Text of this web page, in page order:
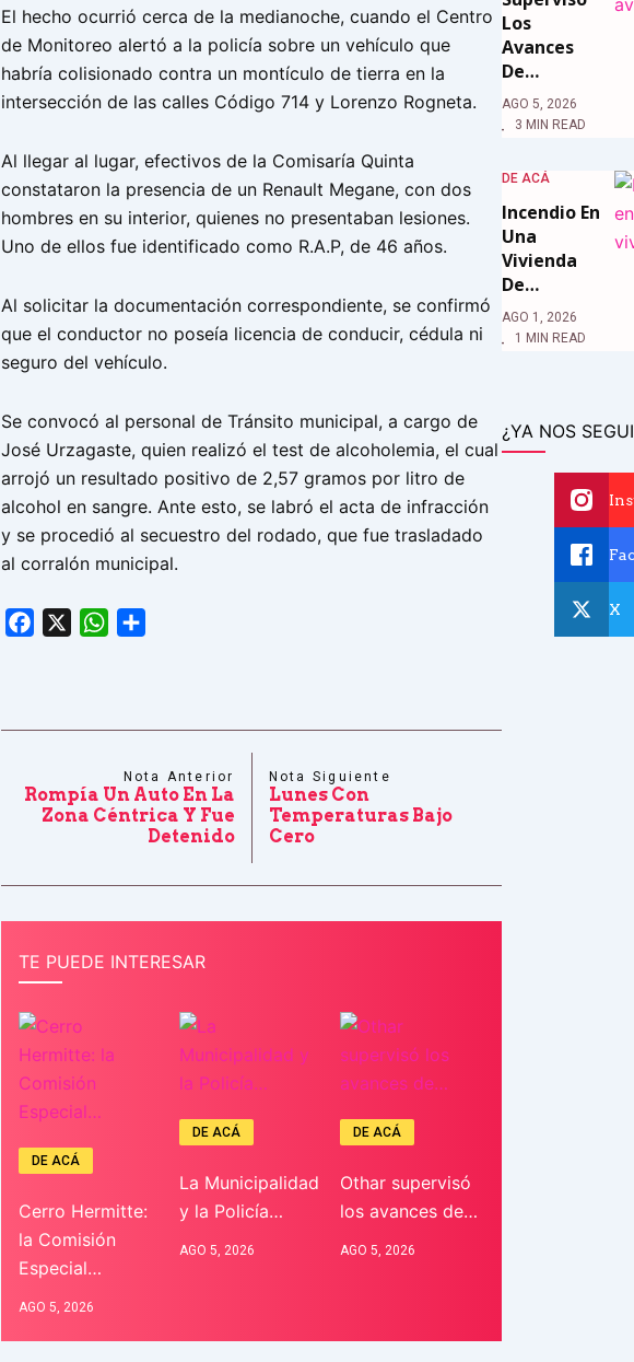
El hecho ocurrió cerca de la medianoche, cuando el Centro
de Monitoreo alertó a la policía sobre un vehículo que
habría colisionado contra un montículo de tierra en la
intersección de las calles Código 714 y Lorenzo Rogneta.
Al llegar al lugar, efectivos de la Comisaría Quinta
constataron la presencia de un Renault Megane, con dos
hombres en su interior, quienes no presentaban lesiones.
Uno de ellos fue identificado como R.A.P, de 46 años.
Al solicitar la documentación correspondiente, se confirmó
que el conductor no poseía licencia de conducir, cédula ni
seguro del vehículo.
Se convocó al personal de Tránsito municipal, a cargo de
José Urzagaste, quien realizó el test de alcoholemia, el cual
arrojó un resultado positivo de 2,57 gramos por litro de
alcohol en sangre. Ante esto, se labró el acta de infracción
y se procedió al secuestro del rodado, que fue trasladado
al corralón municipal.
Facebook WhatsApp
Nota Anterior
Rompía Un Auto En La
Zona Céntrica Y Fue
Detenido
Nota Siguiente
Lunes Con
Temperaturas Bajo
Cero
TE PUEDE INTERESAR
DE ACÁ
Cerro Hermitte:
la Comisión
Especial…
AGO 5, 2026
DE ACÁ
La Municipalidad
y la Policía…
AGO 5, 2026
DE ACÁ
Othar supervisó
los avances de…
AGO 5, 2026
Los
Avances
De…
AGO 5, 2026
3 MIN READ
DE ACÁ
Incendio En
Una
Vivienda
De…
AGO 1, 2026
1 MIN READ
¿YA NOS
X